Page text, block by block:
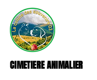
CIMETIERE ANIMALIER